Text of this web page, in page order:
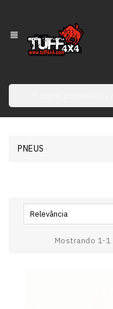
view_headline
PNEUS
Relevância
Mostrando 1-